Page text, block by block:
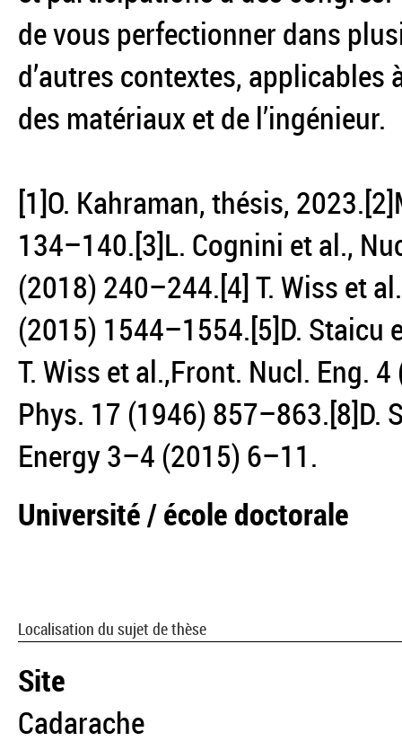
de vous perfectionner dans
d’autres contextes, applicables
des matériaux et de l’ingénieur.
[1]O. Kahraman, thésis,
134–140.[3]L. Cognini et al.,
(2018) 240–244.[4] T. Wiss et
(2015) 1544–1554.[5]D. Staicu
T. Wiss et al.,Front. Nucl. Eng.
Phys. 17 (1946) 857–863.[8]D.
Energy 3–4 (2015) 6–11.
Université / école doctorale
Localisation du sujet de thèse
Site
Cadarache